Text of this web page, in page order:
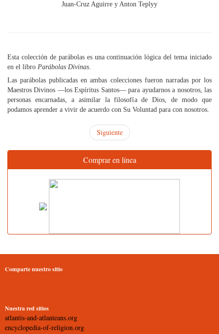
Juan-Cruz Aguirre y Anton Teplyy
Esta colección de parábolas es una continuación lógica del tema iniciado
en el libro Parábolas Divinas.
Las parábolas publicadas en ambas colecciones fueron narradas por los
Maestros Divinos —los Espíritus Santos— para ayudarnos a nosotros, las
personas encarnadas, a asimilar la filosofía de Dios, de modo que
podamos aprender a vivir de acuerdo con Su Voluntad para con nosotros.
Siguiente
Comprar en línea
Comparte nuestro sitio
Nuestra red sitios
atlantis-and-atlanteans.org
encyclopedia-of-religion.org